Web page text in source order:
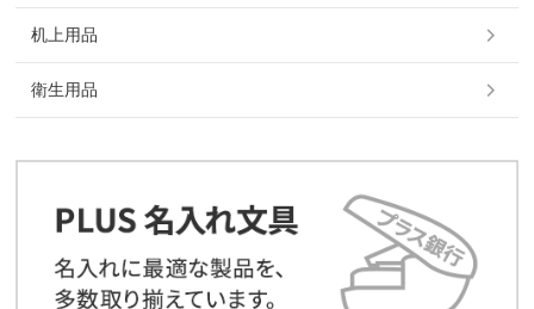
机上用品
衛生用品